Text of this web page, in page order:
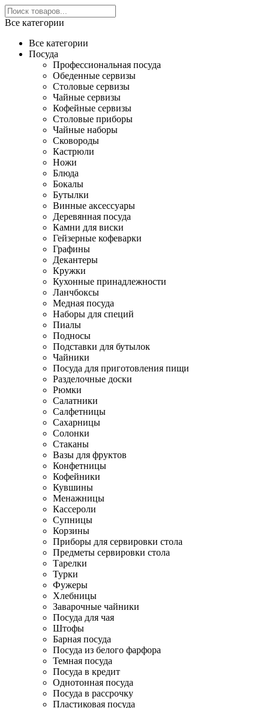
Все категории
Все категории
Посуда
Профессиональная посуда
Обеденные сервизы
Столовые сервизы
Чайные сервизы
Кофейные сервизы
Столовые приборы
Чайные наборы
Сковороды
Кастрюли
Ножи
Блюда
Бокалы
Бутылки
Винные аксессуары
Деревянная посуда
Камни для виски
Гейзерные кофеварки
Графины
Декантеры
Кружки
Кухонные принадлежности
Ланчбоксы
Медная посуда
Наборы для специй
Пиалы
Подносы
Подставки для бутылок
Чайники
Посуда для приготовления пищи
Разделочные доски
Рюмки
Салатники
Салфетницы
Сахарницы
Солонки
Стаканы
Вазы для фруктов
Конфетницы
Кофейники
Кувшины
Менажницы
Кассероли
Супницы
Корзины
Приборы для сервировки стола
Предметы сервировки стола
Тарелки
Турки
Фужеры
Хлебницы
Заварочные чайники
Посуда для чая
Штофы
Барная посуда
Посуда из белого фарфора
Темная посуда
Посуда в кредит
Однотонная посуда
Посуда в рассрочку
Пластиковая посуда